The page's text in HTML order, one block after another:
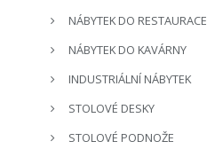
NÁBYTEK DO RESTAURACE
NÁBYTEK DO KAVÁRNY
INDUSTRIÁLNÍ NÁBYTEK
STOLOVÉ DESKY
STOLOVÉ PODNOŽE